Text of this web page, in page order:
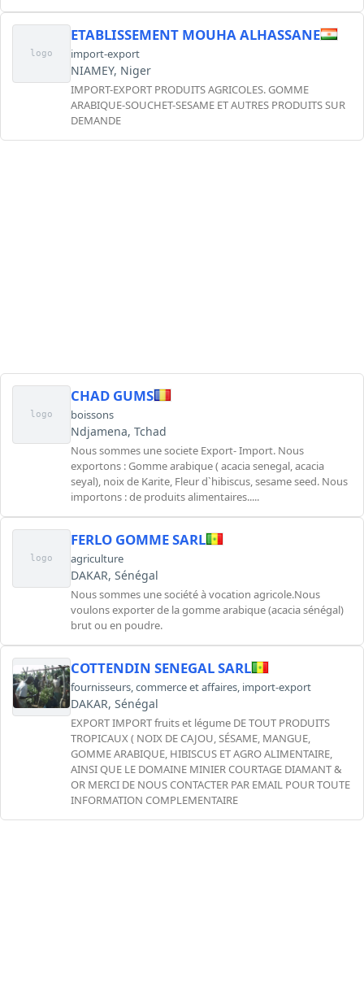
logo
ETABLISSEMENT MOUHA ALHASSANE
import-export
NIAMEY, Niger
IMPORT-EXPORT PRODUITS AGRICOLES. GOMME
ARABIQUE-SOUCHET-SESAME ET AUTRES PRODUITS SUR
DEMANDE
logo
CHAD GUMS
boissons
Ndjamena, Tchad
Nous sommes une societe Export- Import. Nous
exportons : Gomme arabique ( acacia senegal, acacia
seyal), noix de Karite, Fleur d`hibiscus, sesame seed. Nous
importons : de produits alimentaires.....
logo
FERLO GOMME SARL
agriculture
DAKAR, Sénégal
Nous sommes une société à vocation agricole.Nous
voulons exporter de la gomme arabique (acacia sénégal)
brut ou en poudre.
COTTENDIN SENEGAL SARL
fournisseurs commerce et affaires import-export
DAKAR, Sénégal
EXPORT IMPORT fruits et légume DE TOUT PRODUITS
TROPICAUX ( NOIX DE CAJOU, SÉSAME, MANGUE,
GOMME ARABIQUE, HIBISCUS ET AGRO ALIMENTAIRE,
AINSI QUE LE DOMAINE MINIER COURTAGE DIAMANT &
OR MERCI DE NOUS CONTACTER PAR EMAIL POUR TOUTE
INFORMATION COMPLEMENTAIRE